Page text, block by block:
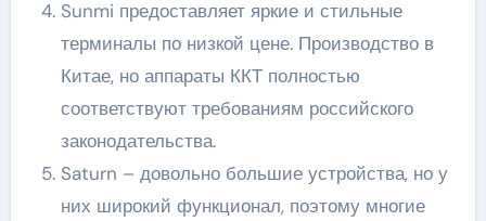
Sunmi предоставляет яркие и стильные
терминалы по низкой цене. Производство в
Китае, но аппараты ККТ полностью
соответствуют требованиям российского
законодательства.
Saturn – довольно большие устройства, но у
них широкий функционал, поэтому многие